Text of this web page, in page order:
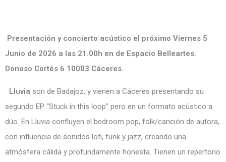
Presentación y concierto acústico el próximo Viernes 5
Junio de 2026 a las 21.00h en de Espacio Belleartes.
Donoso Cortés 6 10003 Cáceres.
Lluvia son de Badajoz, y vienen a Cáceres presentando su
segundo EP “Stuck in this loop” pero en un formato acústico a
dúo. En Lluvia confluyen el bedroom pop, folk/canción de autora,
con influencia de sonidos lofi, funk y jazz, creando una
atmósfera cálida y profundamente honesta. Tienen un repertorio